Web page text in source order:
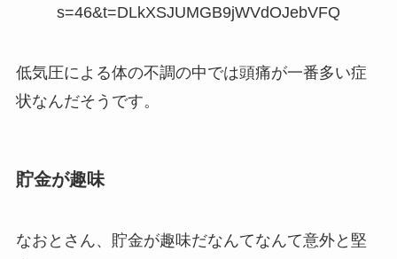
s=46&t=DLkXSJUMGB9jWVdOJebVFQ
低気圧による体の不調の中では頭痛が一番多い症
状なんだそうです。
貯金が趣味
なおとさん、貯金が趣味だなんてなんて意外と堅